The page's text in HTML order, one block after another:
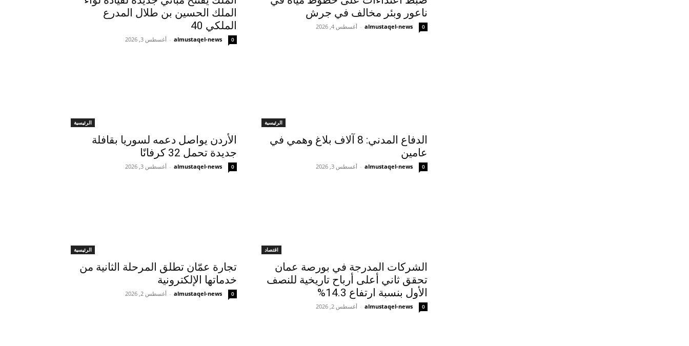
ناعور وبئر مخالف في جرش
almustaqel-news
- أغسطس 4, 2026 0
الملك الحسين بن طلال المدرع
الملكي 40
almustaqel-news
- أغسطس 3, 2026 0
الرئيسية
الدفاع المدني: 8 آلاف بلاغ وهمي في
عامين
almustaqel-news
- أغسطس 3, 2026 0
الرئيسية
الأردن يواصل دعمه لسوريا بقافلة
جديدة تحمل 32 كرفانًا
almustaqel-news
- أغسطس 3, 2026 0
اقتصاد
الشركات المدرجة في بورصة عمان
تحقق ثاني أعلى أرباح تاريخية للنصف
الأول بنسبة ارتفاع 14.3%
almustaqel-news
- أغسطس 2, 2026 0
الرئيسية
تجارة عمّان تطلق المرحلة الثانية من
خدماتها الإلكترونية
almustaqel-news
- أغسطس 2, 2026 0